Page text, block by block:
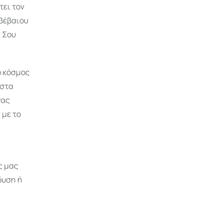
τον
Σου
κόσμος
το
μας
ή